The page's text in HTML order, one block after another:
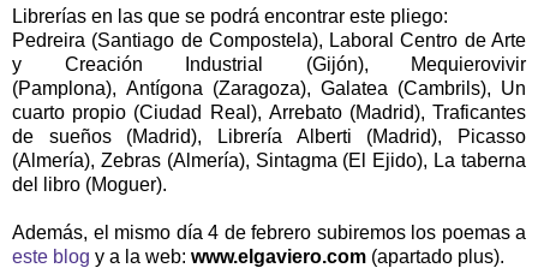
Librerías en las que se podrá encontrar este pliego:
Pedreira (Santiago de Compostela), Laboral Centro de Arte
y Creación Industrial (Gijón), Mequierovivir
(Pamplona), Antígona (Zaragoza), Galatea (Cambrils), Un
cuarto propio (Ciudad Real), Arrebato (Madrid), Traficantes
de sueños (Madrid), Librería Alberti (Madrid), Picasso
(Almería), Zebras (Almería), Sintagma (El Ejido), La taberna
del libro (Moguer).
Además, el mismo día 4 de febrero subiremos los poemas a
este blog y a la web: www.elgaviero.com (apartado plus).